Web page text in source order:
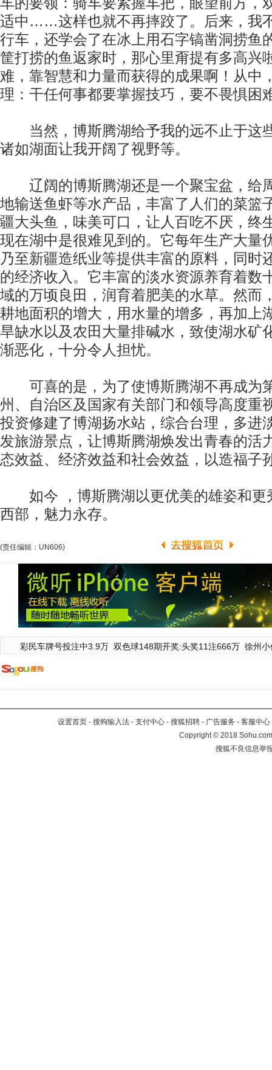
适中……这样也就不再摔跤了。后来，我
行车，还学会了在冰上用石字镐凿洞捞鱼
筐打捞的鱼返家时，那心里甭提有多高兴
难，靠智慧和力量而获得的成果啊！从中
理：干任何事都要掌握技巧，要不畏惧困
当然，博斯腾湖给予我的远不止于这
诸如湖面让我开阔了视野等。
辽阔的博斯腾湖还是一个聚宝盆，给
地输送鱼虾等水产品，丰富了人们的菜篮
疆大头鱼，味美可口，让人百吃不厌，终
现在湖中是很难见到的。它每年生产大量
乃至新疆造纸业等提供丰富的原料，同时
的经济收入。它丰富的淡水资源养育着数
域的万顷良田，润育着肥美的水草。然而
耕地面积的增大，用水量的增多，再加上
旱缺水以及农田大量排碱水，致使湖水矿
渐恶化，十分令人担忧。
可喜的是，为了使博斯腾湖不再成为
州、自治区及国家有关部门和领导高度重
投资修建了博湖扬水站，综合台理，多进
发旅游景点，让博斯腾湖焕发出青春的活
态效益、经济效益和社会效益，以造福子
如今 ，博斯腾湖以更优美的雄姿和更
西部，魅力永存。
(责任编辑：UN606)
彩民车牌号投注中3.9万 双色球148期开奖:头奖11注666万 徐州
设置首页 - 搜狗输入法 - 支付中心 - 搜狐招聘 - 广告服务 - 客服中心
Copyright©2018
搜狐不良信息举